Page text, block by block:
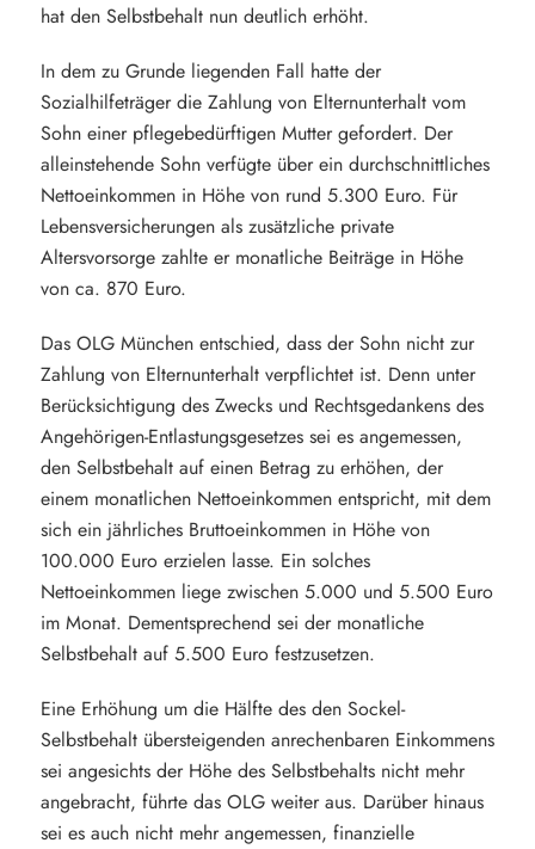
hat den Selbstbehalt nun deutlich erhöht.
In dem zu Grunde liegenden Fall hatte der
Sozialhilfeträger die Zahlung von Elternunterhalt vom
Sohn einer pflegebedürftigen Mutter gefordert. Der
alleinstehende Sohn verfügte über ein durchschnittliches
Nettoeinkommen in Höhe von rund 5.300 Euro. Für
Lebensversicherungen als zusätzliche private
Altersvorsorge zahlte er monatliche Beiträge in Höhe
von ca. 870 Euro.
Das OLG München entschied, dass der Sohn nicht zur
Zahlung von Elternunterhalt verpflichtet ist. Denn unter
Berücksichtigung des Zwecks und Rechtsgedankens des
Angehörigen-Entlastungsgesetzes sei es angemessen,
den Selbstbehalt auf einen Betrag zu erhöhen, der
einem monatlichen Nettoeinkommen entspricht, mit dem
sich ein jährliches Bruttoeinkommen in Höhe von
100.000 Euro erzielen lasse. Ein solches
Nettoeinkommen liege zwischen 5.000 und 5.500 Euro
im Monat. Dementsprechend sei der monatliche
Selbstbehalt auf 5.500 Euro festzusetzen.
Eine Erhöhung um die Hälfte des den Sockel-
Selbstbehalt übersteigenden anrechenbaren Einkommens
sei angesichts der Höhe des Selbstbehalts nicht mehr
angebracht, führte das OLG weiter aus. Darüber hinaus
sei es auch nicht mehr angemessen, finanzielle